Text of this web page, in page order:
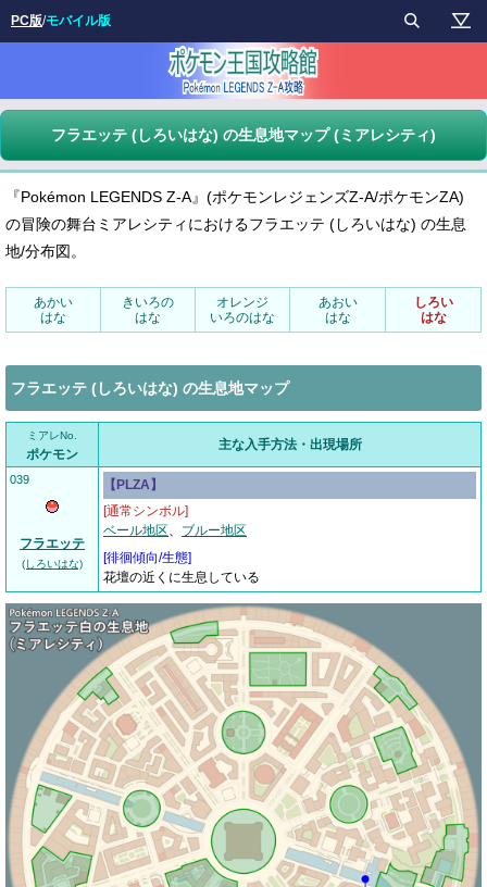
フラエッテ (しろいはな) の生息地マップ (ミアレシティ)
『Pokémon LEGENDS Z-A』(ポケモンレジェンズZ-A/ポケモンZA)
の冒険の舞台ミアレシティにおけるフラエッテ (しろいはな) の生息
地/分布図。
あかい
はな
きいろの
はな
オレンジ
いろのはな
あおい
はな
しろい
はな
フラエッテ (しろいはな) の生息地マップ
ミアレNo.
ポケモン
主な入手方法・出現場所
039
フラエッテ
(しろいはな)
【PLZA】
[通常シンボル]
ベール地区、 ブルー地区
[徘徊傾向/生態]
花壇の近くに生息している
PC版/モバイル版